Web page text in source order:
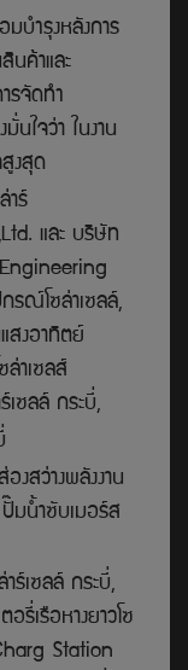
บำรุงหลังการ
นค้าและ
รจัดทำ
นใจว่า ในงาน
งสุด
ร์
และ บริษีัท
รณ์โซล่าเซลล์,
แสงอาทิตย์
าเซลส์
เซลล์ กระบี่,
งสว่างพลังงาน
ปั๊มน้ำซับเมอร์ส
าร์เซลล์ กระบี่,
อรี่เรือหางยาวโซ
Station